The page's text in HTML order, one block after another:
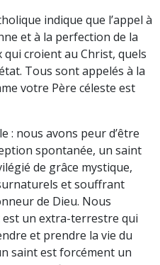
indique que l’appel à
et à la perfection de la
qui croient au Christ, quels
Tous sont appelés à la
votre Père céleste est
: nous avons peur d’être
spontanée, un saint
de grâce mystique,
et souffrant
de Dieu. Nous
est un extra-terrestre qui
et prendre la vie du
saint est forcément un